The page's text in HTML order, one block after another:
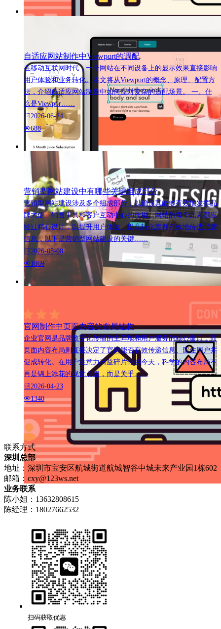
自适应网站制作中Viewport的调配
在移动互联网时代，一个网站在不同设备上的显示效果直接影响
用户体验和业务转化。本文将从Viewport的概念、原理、配置方
法，介绍自适应网站制作中如何应对复杂的适配场景。 一、什
么是Viewpor……
2026-06-24
688
营销型网站建设中有哪些关键组成部分
营销型网站建设涉及多个组成部分，以确保其能够有效地发挥品
牌大使、销售工具和客户互动中心的作用。网站的每个元素都应
经过精心设计，以提升用户体验、提高转化率并有效地传达品牌
信息，以下是营销型网站建设的关键……
2026-05-08
1069
官网制作中页面内容的布局结构
企业官网是品牌数字化传播的主阵地和用户服务的核心窗口，而
页面内容布局则直接决定了官网能否有效传递信息、留住用户并
促成转化。在用户注意力日益碎片化的今天，科学的内容布局不
再是锦上添花的视觉点缀，而是关乎……
2026-04-23
1340
联系方式
深圳总部
地址：深圳市宝安区航城街道航城智谷中城未来产业园1栋602
邮箱： cxy@123ws.net
业务联系
陈小姐：13632808615
陈经理：18027662532
扫码获取优惠